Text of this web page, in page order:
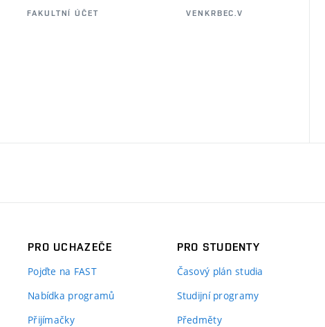
FAKULTNÍ ÚČET
VENKRBEC.V
PRO UCHAZEČE
Pojďte na FAST
Nabídka programů
Přijímačky
PRO STUDENTY
Časový plán studia
Studijní programy
Předměty